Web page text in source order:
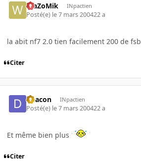
WaZoMik INpactien
Posté(e) le 7 mars 200422 a
la abit nf7 2.0 tien facilement 200 de fsb
Citer
Deacon INpactien
Posté(e) le 7 mars 200422 a
Et même bien plus
Citer